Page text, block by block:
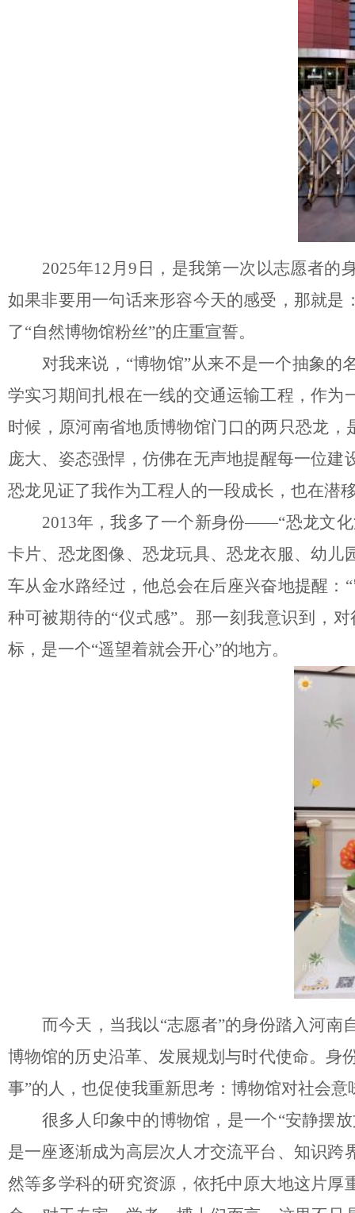
2025年12月9日，是我第一次以志愿者的
如果非要用一句话来形容今天的感受，那就
了“自然博物馆粉丝”的庄重宣誓。
对我来说， “博物馆”从来不是一个抽象的
学实习期间扎根在一线的交通运输工程，作
时候，原河南省地质博物馆门口的两只恐龙
庞大、姿态强悍，仿佛在无声地提醒每一位
恐龙见证了我作为工程人的一段成长，也在潜
2013年，我多了一个新身份——“恐龙文
卡片、恐龙图像、恐龙玩具、恐龙衣服、幼
车从金水路经过，他总会在后座兴奋地提醒：
种可被期待的“仪式感”。那一刻我意识到，
标，是一个“遥望着就会开心”的地方。
而今天，当我以“志愿者”的身份踏入河南
博物馆的历史沿革、发展规划与时代使命。身
事”的人，也促使我重新思考：博物馆对社会
很多人印象中的博物馆，是一个“安静摆
是一座逐渐成为高层次人才交流平台、知识
然等多学科的研究资源，依托中原大地这片